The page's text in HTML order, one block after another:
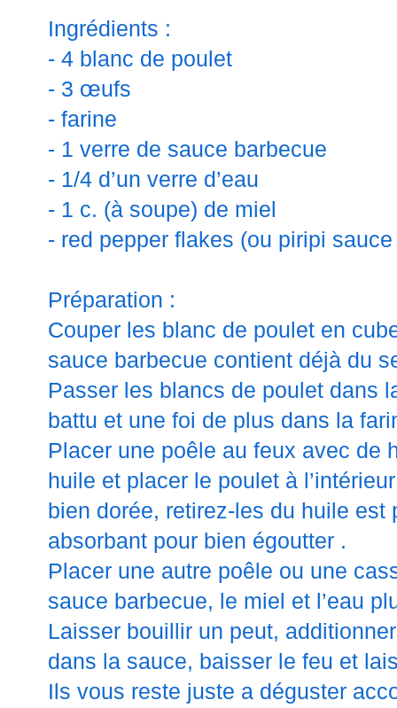
Ingrédients :
- 4 blanc de poulet
- 3 œufs
- farine
- 1 verre de sauce barbecue
- 1/4 d’un verre d’eau
- 1 c. (à soupe) de miel
- red pepper flakes (ou piripi
Préparation :
Couper les blanc de poulet en
sauce barbecue contient déjà du
Passer les blancs de poulet dans
battu et une foi de plus dans la
Placer une poêle au feux avec de
huile et placer le poulet à l’intérieur
bien dorée, retirez-les du huile est
absorbant pour bien égoutter .
Placer une autre poêle ou une
sauce barbecue, le miel et l’eau
Laisser bouillir un peut, additionner
dans la sauce, baisser le feu et
Ils vous reste juste a déguster